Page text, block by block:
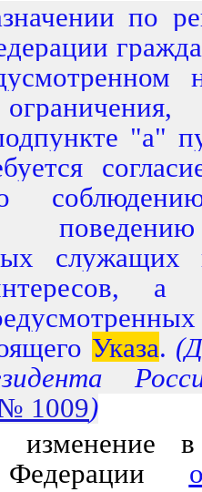
по
"а"
а
Указа.
1009)
изменение
Федерации